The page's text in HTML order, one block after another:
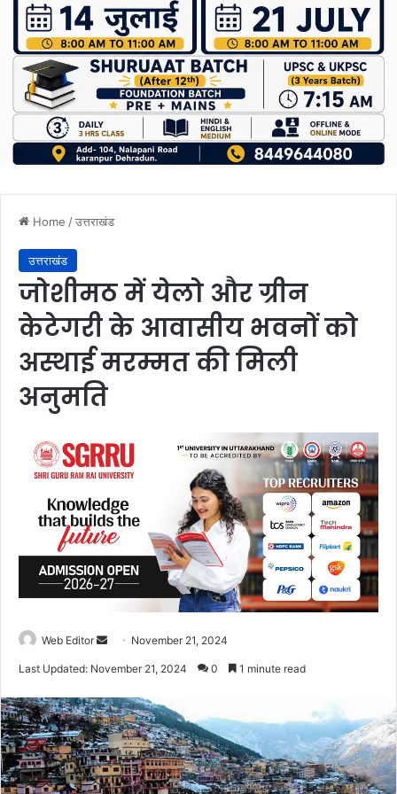
Home /उत्तराखंड
उत्तराखंड
जोशीमठ में येलो और ग्रीन
केटेगरी के आवासीय भवनों को
अस्थाई मरम्मत की मिली
अनुमति
Web Editor
d
a
n
e
m
November 21, 2024
Last Updated: November 21, 2024 0 1 minute read